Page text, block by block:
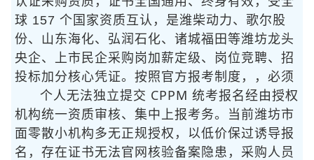
球 157 个国家资质互认，是潍柴动力、歌尔股
份、山东海化、弘润石化、诸城福田等潍坊龙头
央企、上市民企采购岗加薪定级、岗位竞聘、招
投标加分核心凭证。按照官方报考制度，
个人无法独立提交 CPPM 统考报名
，必须
经由授权
机构统一资质审核、集中上报考务。当前潍坊市
面零散小机构多无正规授权，以低价保过诱导报
名，存在证书无法官网核验备案隐患，采购人员